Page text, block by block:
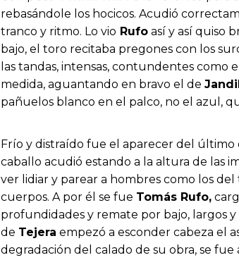
rebasándole los hocicos. Acudió
tranco y ritmo. Lo vio Rufo así y así quiso
bajo, el toro recitaba pregones con los
las tandas, intensas, contundentes como
medida, aguantando en bravo el de
pañuelos blanco en el palco, no el azul,
Frío y distraído fue el aparecer del último
caballo acudió estando a la altura de las
ver lidiar y parear a hombres como los
cuerpos. A por él se fue Tomás Rufo,
profundidades y remate por bajo, largos y
de Tejera empezó a esconder cabeza el
degradación del calado de su obra, se